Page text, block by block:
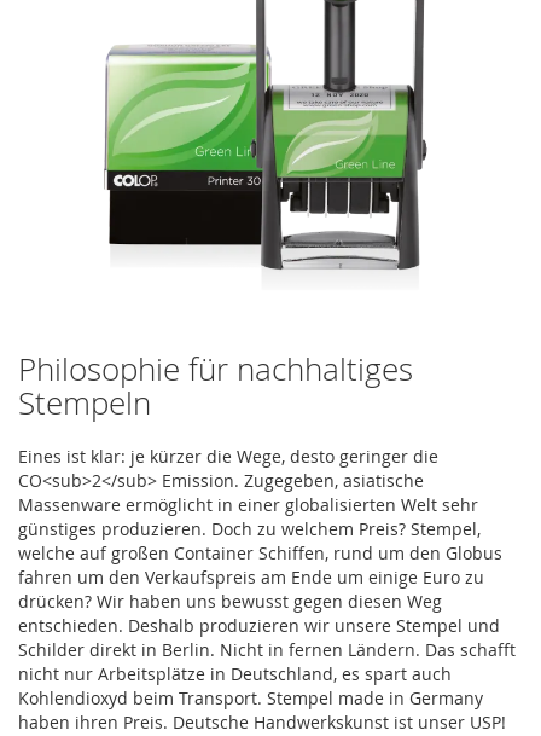
Philosophie für nachhaltiges
Stempeln
Eines ist klar: je kürzer die Wege, desto geringer die
CO<sub>2</sub> Emission. Zugegeben, asiatische
Massenware ermöglicht in einer globalisierten Welt sehr
günstiges produzieren. Doch zu welchem Preis? Stempel,
welche auf großen Container Schiffen, rund um den Globus
fahren um den Verkaufspreis am Ende um einige Euro zu
drücken? Wir haben uns bewusst gegen diesen Weg
entschieden. Deshalb produzieren wir unsere Stempel und
Schilder direkt in Berlin. Nicht in fernen Ländern. Das schafft
nicht nur Arbeitsplätze in Deutschland, es spart auch
Kohlendioxyd beim Transport. Stempel made in Germany
haben ihren Preis. Deutsche Handwerkskunst ist unser USP!